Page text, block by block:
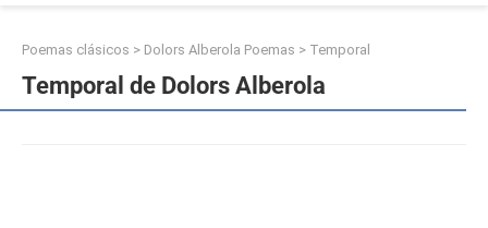
Poemas clásicos > Dolors Alberola Poemas > Temporal
Temporal de Dolors Alberola